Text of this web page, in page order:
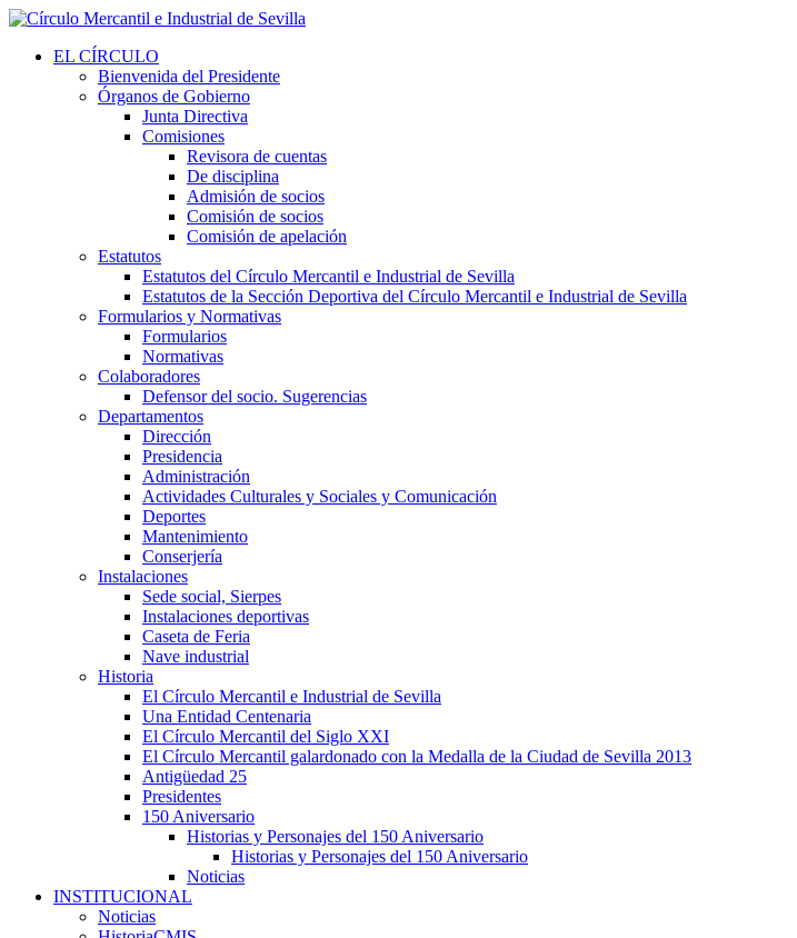
EL CÍRCULO
Bienvenida del Presidente
Órganos de Gobierno
Junta Directiva
Comisiones
Revisora de cuentas
De disciplina
Admisión de socios
Comisión de socios
Comisión de apelación
Estatutos
Estatutos del Círculo Mercantil e Industrial de Sevilla
Estatutos de la Sección Deportiva del Círculo Mercantil e Industrial de Sevilla
Formularios y Normativas
Formularios
Normativas
Colaboradores
Defensor del socio. Sugerencias
Departamentos
Dirección
Presidencia
Administración
Actividades Culturales y Sociales y Comunicación
Deportes
Mantenimiento
Conserjería
Instalaciones
Sede social, Sierpes
Instalaciones deportivas
Caseta de Feria
Nave industrial
Historia
El Círculo Mercantil e Industrial de Sevilla
Una Entidad Centenaria
El Círculo Mercantil del Siglo XXI
El Círculo Mercantil galardonado con la Medalla de la Ciudad de Sevilla 2013
Antigüedad 25
Presidentes
150 Aniversario
Historias y Personajes del 150 Aniversario
Historias y Personajes del 150 Aniversario
Noticias
INSTITUCIONAL
Noticias